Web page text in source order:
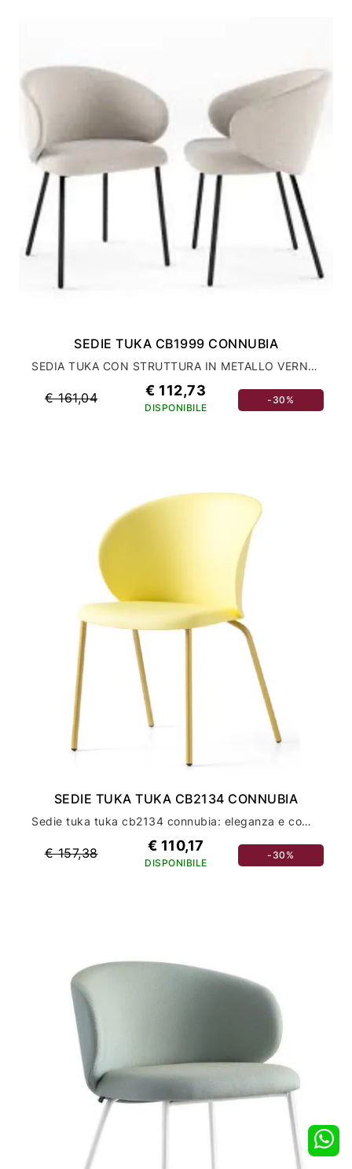
SEDIE TUKA CB1999 CONNUBIA
SEDIA TUKA CON STRUTTURA IN METALLO VERNICIATO
€ 161,04 € 112,73
DISPONIBILE
-30%
SEDIE TUKA TUKA CB2134 CONNUBIA
Sedie tuka tuka cb2134 connubia: eleganza e comfort per il tuo arredamento casa
€ 157,38 € 110,17
DISPONIBILE
-30%